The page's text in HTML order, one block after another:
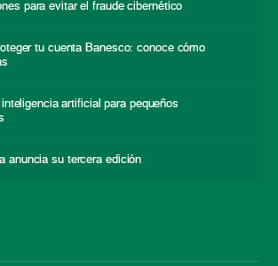
para evitar el fraude cibernético
tu cuenta Banesco: conoce cómo
artificial para pequeños
anuncia su tercera edición